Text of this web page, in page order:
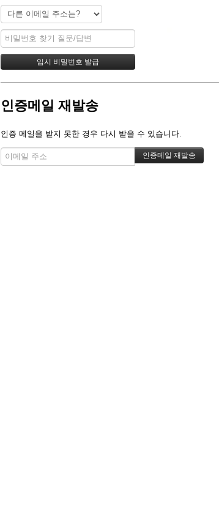
인증메일 재발송
인증 메일을 받지 못한 경우 다시 받을 수 있습니다.